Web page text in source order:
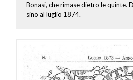
Bonasi, che rimase dietro le quinte.
sino al luglio 1874.